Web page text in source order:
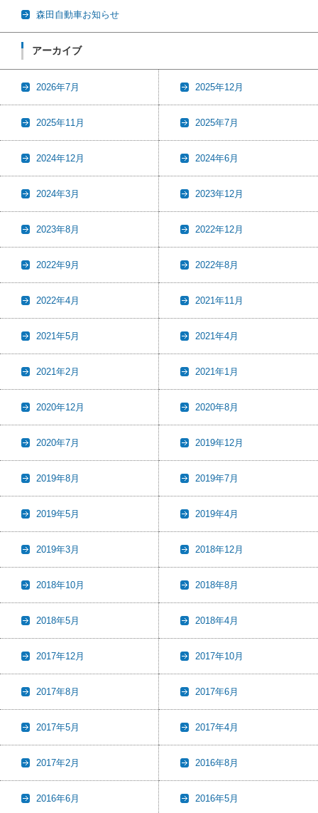
森田自動車お知らせ
アーカイブ
2026年7月 2025年12月
2025年11月 2025年7月
2024年12月 2024年6月
2024年3月 2023年12月
2023年8月 2022年12月
2022年9月 2022年8月
2022年4月 2021年11月
2021年5月 2021年4月
2021年2月 2021年1月
2020年12月 2020年8月
2020年7月 2019年12月
2019年8月 2019年7月
2019年5月 2019年4月
2019年3月 2018年12月
2018年10月 2018年8月
2018年5月 2018年4月
2017年12月 2017年10月
2017年8月 2017年6月
2017年5月 2017年4月
2017年2月 2016年8月
2016年6月 2016年5月